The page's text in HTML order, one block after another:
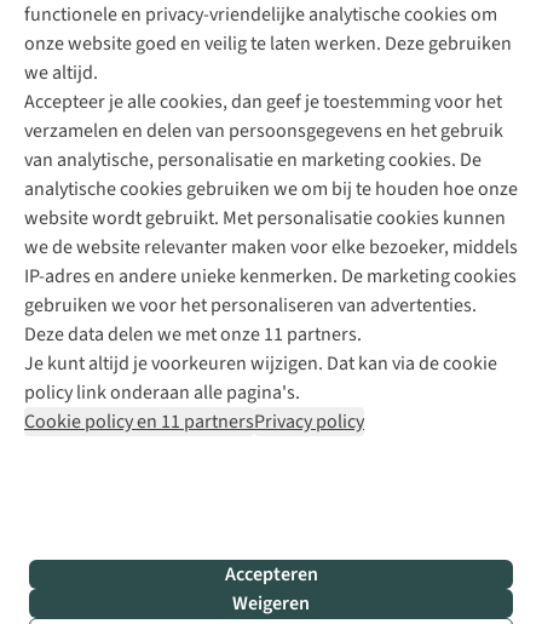
functionele en privacy-vriendelijke analytische cookies om
onze website goed en veilig te laten werken. Deze gebruiken
we altijd.
Accepteer je alle cookies, dan geef je toestemming voor het
verzamelen en delen van persoonsgegevens en het gebruik
van analytische, personalisatie en marketing cookies. De
analytische cookies gebruiken we om bij te houden hoe onze
website wordt gebruikt. Met personalisatie cookies kunnen
we de website relevanter maken voor elke bezoeker, middels
IP-adres en andere unieke kenmerken. De marketing cookies
gebruiken we voor het personaliseren van advertenties.
Deze data delen we met onze 11 partners.
Je kunt altijd je voorkeuren wijzigen. Dat kan via de cookie
policy link onderaan alle pagina's.
Cookie policy en 11 partnersPrivacy policy
Accepteren
Weigeren
Direct advies van een Buitenexpert
+31 (0)85 888 50 88
+31 6 12 28 49 80
Contactformulier
Bever
B.V.